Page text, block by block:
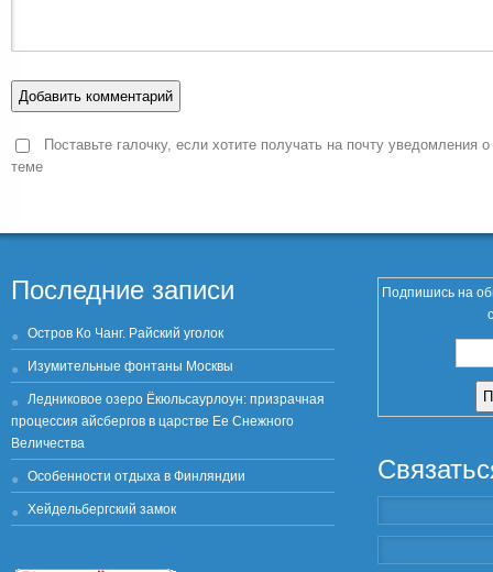
Поставьте галочку, если хотите получать на почту уведомления
теме
Последние записи
Остров Ко Чанг. Райский уголок
Изумительные фонтаны Москвы
Ледниковое озеро Ёкюльсаурлоун: призрачная
процессия айсбергов в царстве Ее Снежного
Величества
Особенности отдыха в Финляндии
Хейдельбергский замок
Подпишись на